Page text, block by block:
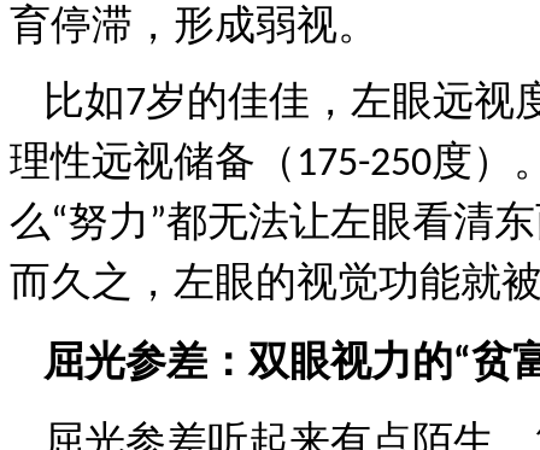
育停滞，形成弱视。
比如7岁的佳佳，左眼远视
理性远视储备（ 175-250度）
么“努力 ”都无法让左眼看清
而久之，左眼的视觉功能就
屈光参差：双眼视力的“贫
屈光参差听起来有点陌生